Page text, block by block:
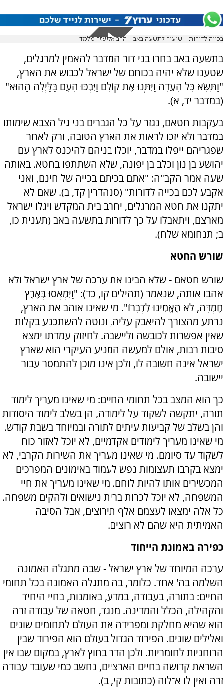
בכייה לדורות - שיעור לתשעה באב | הרב אליעזר מלמד
בתשעה באב בחרו בני דור המדבר להאמין למרגלים,
שטענו שלא יהיה בכוחם של ישראל לכבוש את הארץ,
"וַתִּשָּׂא כָּל הָעֵדָה וַיִּתְּנוּ אֶת קוֹלָם וַיִּבְכּוּ הָעָם בַּלַּיְלָה הַהוּא"
(במדבר יד, א).
בעקבות חטאם, נגזר על כל הגברים בני גיל הצבא שימותו
במדבר ולא יזכו לראות את הארץ הטובה, ורק לאחר
שפגריהם ייפלו במדבר, יוכלו בניהם להיכנס לארץ עם
יהושע בן נון וכלב בן יפונה, שלא השתתפו בחטא. באותה
שעה אמר הקב"ה: "אתם בכיתם בכייה של חינם, ואני
אקבע לכם בכייה לדורות" (סנהדרין קד, ב). שאם לא
יתקנו את חטא המרגלים, יחרב בית המקדש ויגלו ישראל
מארצם, ויתאבלו על כך לדורות בתשעה באב (תענית כו,
ב; תנחומא שלח).
שורש החטא
שורש חטאם - שלא הבינו את ערכה של ארץ ישראל ולא
אהבו אותה, שנאמר (תהילים קו, כד): "וַיִּמְאֲסוּ בְּאֶרֶץ
חֶמְדָּה, לֹא הֶאֱמִינוּ לִדְבָרוֹ". מי שאינו אוהב את הארץ,
נרתע מהצורך להיאבק עליה, ונוטה להשתכנע בקלות
שאין אפשרות לכובשה וליישבה. לחיזוק עמדתו ימצא
סיבות רבות, אולם למעשה המניע העיקרי הוא שארץ
ישראל אינה חשובה לו, ולכן אינו מוכן להתמסר עבור
יישובה.
כך הוא המצב בכל תחומי החיים: מי שאינו מעריך לימוד
תורה, יתקשה לשקוד על לימודה, הן בשלב לימוד היסודות
והן בשלב של קביעות עיתים לתורה ובמיוחד בשבת קודש.
מי שאינו מעריך לימודים אקדמיים, לא יוכל לאזור כוח
לשקוד עד סיומם. מי שאינו מעריך את השירות הקרבי, לא
ימצא בקרבו תעצומות נפש לעמוד באימונים המפרכים
המכשירים אותו להיות לוחם. מי שאינו מעריך את חיי
המשפחה, לא יוכל לכרות ברית נישואים ולהקים משפחה.
כל אלה ימצאו לעצמם אלף תירוצים, אבל הסיבה
האמיתית היא שהם לא רוצים.
כפירה באמונת הייחוד
ערכה המיוחד של ארץ ישראל - שבה מתגלה האמונה
השלמה בה' אחד. כלומר, בה מתגלה האמונה בכל תחומי
החיים: בתורה, בעבודה, במדע, באומנות, בחיי היחיד
והקהילה, הכלל והמדינה. מנגד, חטאה של עבודה זרה
הוא שהיא מחלקת ומפרידה את העולם לתחומים שונים
ואלילים שונים. הפירוד הגדול בעולם הוא הפירוד שבין
הרוחניות לחומריות. ולכן הדר בחוץ לארץ, במקום שבו אין
השראת קדושה בחיים הארציים, נחשב כמי שעובד עבודה
זרה ואין לו א־לוה (כתובות קי, ב).